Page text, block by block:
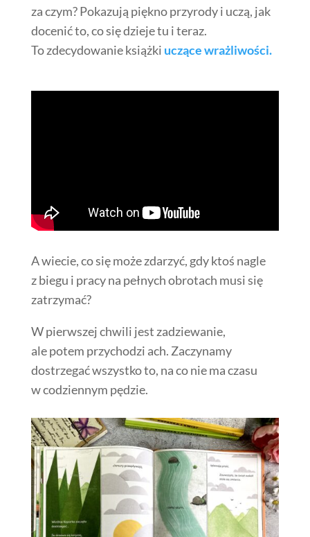
za czym? Pokazują piękno przyrody i uczą, jak
docenić to, co się dzieje tu i teraz.
To zdecydowanie książki uczące wrażliwości.
A wiecie, co się może zdarzyć, gdy ktoś nagle
z biegu i pracy na pełnych obrotach musi się
zatrzymać?
W pierwszej chwili jest zadziewanie,
ale potem przychodzi ach. Zaczynamy
dostrzegać wszystko to, na co nie ma czasu
w codziennym pędzie.